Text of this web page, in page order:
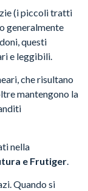
(i piccoli tratti
generalmente
questi
e leggibili.
che risultano
mantengono la
nella
e Frutiger
Quando si